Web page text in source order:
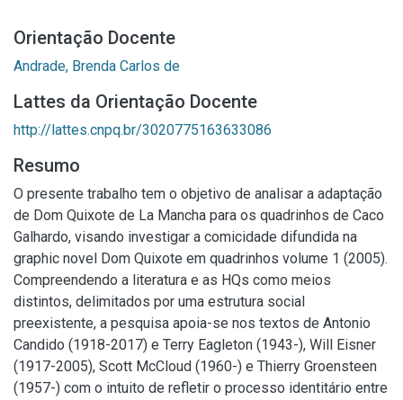
Orientação Docente
Andrade, Brenda Carlos de
Lattes da Orientação Docente
http://lattes.cnpq.br/3020775163633086
Resumo
O presente trabalho tem o objetivo de analisar a adaptação
de Dom Quixote de La Mancha para os quadrinhos de Caco
Galhardo, visando investigar a comicidade difundida na
graphic novel Dom Quixote em quadrinhos volume 1 (2005).
Compreendendo a literatura e as HQs como meios
distintos, delimitados por uma estrutura social
preexistente, a pesquisa apoia-se nos textos de Antonio
Candido (1918-2017) e Terry Eagleton (1943-), Will Eisner
(1917-2005), Scott McCloud (1960-) e Thierry Groensteen
(1957-) com o intuito de refletir o processo identitário entre